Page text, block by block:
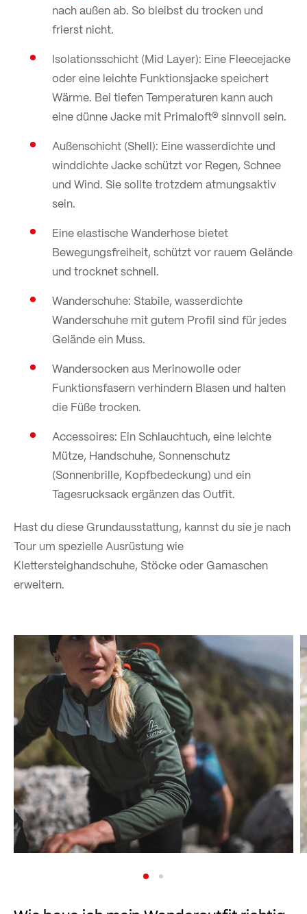
nach außen ab. So bleibst du trocken und
frierst nicht.
Isolationsschicht (Mid Layer): Eine Fleecejacke
oder eine leichte Funktionsjacke speichert
Wärme. Bei tiefen Temperaturen kann auch
eine dünne Jacke mit Primaloft® sinnvoll sein.
Außenschicht (Shell): Eine wasserdichte und
winddichte Jacke schützt vor Regen, Schnee
und Wind. Sie sollte trotzdem atmungsaktiv
sein.
Eine elastische Wanderhose bietet
Bewegungsfreiheit, schützt vor rauem Gelände
und trocknet schnell.
Wanderschuhe: Stabile, wasserdichte
Wanderschuhe mit gutem Profil sind für jedes
Gelände ein Muss.
Wandersocken aus Merinowolle oder
Funktionsfasern verhindern Blasen und halten
die Füße trocken.
Accessoires: Ein Schlauchtuch, eine leichte
Mütze, Handschuhe, Sonnenschutz
(Sonnenbrille, Kopfbedeckung) und ein
Tagesrucksack ergänzen das Outfit.
Hast du diese Grundausstattung, kannst du sie je nach
Tour um spezielle Ausrüstung wie
Klettersteighandschuhe, Stöcke oder Gamaschen
erweitern.